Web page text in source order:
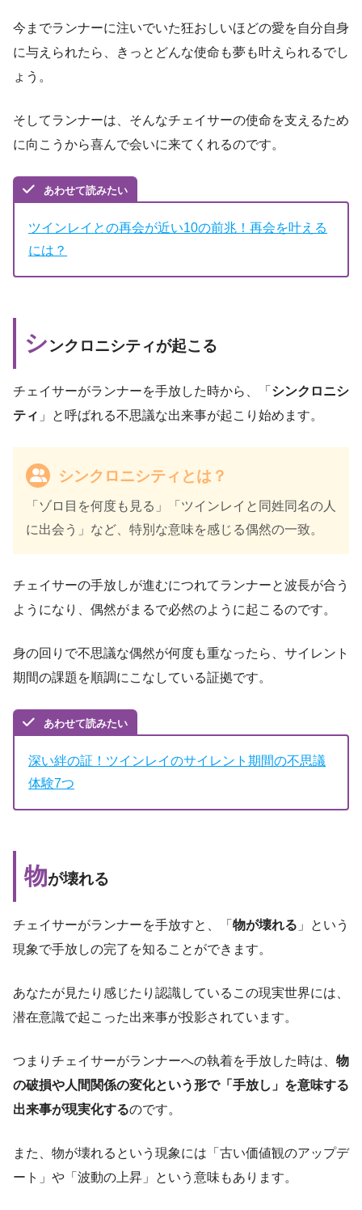
今までランナーに注いでいた狂おしいほどの愛を自分自身
に与えられたら、きっとどんな使命も夢も叶えられるでし
ょう。
そしてランナーは、そんなチェイサーの使命を支えるため
に向こうから喜んで会いに来てくれるのです。
あわせて読みたい
ツインレイとの再会が近い10の前兆！再会を叶える
には？
シンクロニシティが起こる
チェイサーがランナーを手放した時から、「 シンクロニシ
ティ 」と呼ばれる不思議な出来事が起こり始めます。
シンクロニシティとは？
「ゾロ目を何度も見る」「ツインレイと同姓同名の人
に出会う」など、特別な意味を感じる偶然の一致。
チェイサーの手放しが進むにつれてランナーと波長が合う
ようになり、偶然がまるで必然のように起こるのです。
身の回りで不思議な偶然が何度も重なったら、サイレント
期間の課題を順調にこなしている証拠です。
あわせて読みたい
深い絆の証！ツインレイのサイレント期間の不思議
体験7つ
物が壊れる
チェイサーがランナーを手放すと、「 物が壊れる 」という
現象で手放しの完了を知ることができます。
あなたが見たり感じたり認識しているこの現実世界には、
潜在意識で起こった出来事が投影されています。
つまりチェイサーがランナーへの執着を手放した時は、 物
の破損や人間関係の変化という形で「手放し」を意味する
出来事が現実化するのです。
また、物が壊れるという現象には「古い価値観のアップデ
ート」や「波動の上昇」という意味もあります。